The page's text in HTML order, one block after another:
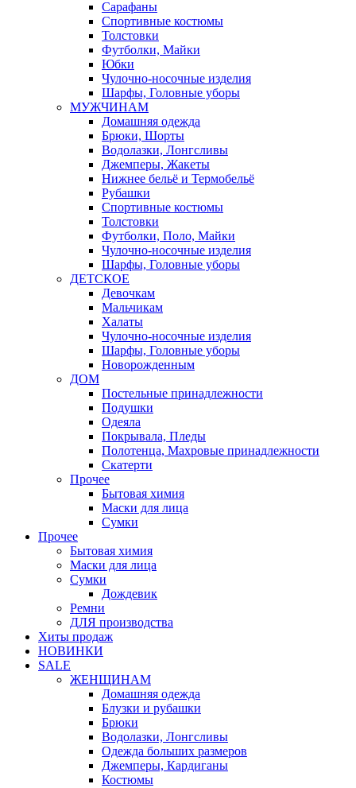
Сарафаны
Спортивные костюмы
Толстовки
Футболки, Майки
Юбки
Чулочно-носочные изделия
Шарфы, Головные уборы
МУЖЧИНАМ
Домашняя одежда
Брюки, Шорты
Водолазки, Лонгсливы
Джемперы, Жакеты
Нижнее бельё и Термобельё
Рубашки
Спортивные костюмы
Толстовки
Футболки, Поло, Майки
Чулочно-носочные изделия
Шарфы, Головные уборы
ДЕТСКОЕ
Девочкам
Мальчикам
Халаты
Чулочно-носочные изделия
Шарфы, Головные уборы
Новорожденным
ДОМ
Постельные принадлежности
Подушки
Одеяла
Покрывала, Пледы
Полотенца, Махровые принадлежности
Скатерти
Прочее
Бытовая химия
Маски для лица
Сумки
Прочее
Бытовая химия
Маски для лица
Сумки
Дождевик
Ремни
ДЛЯ производства
Хиты продаж
НОВИНКИ
SALE
ЖЕНЩИНАМ
Домашняя одежда
Блузки и рубашки
Брюки
Водолазки, Лонгсливы
Одежда больших размеров
Джемперы, Кардиганы
Костюмы